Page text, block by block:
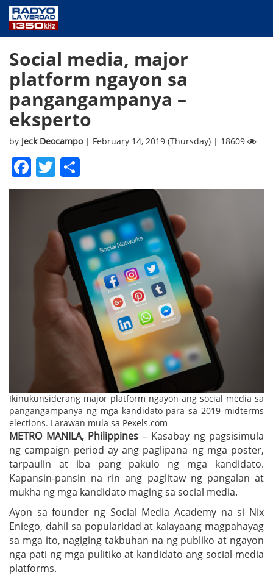
PUBLIC SERVICE
ANNOUNCEMENTS
PROGRAMS
ABOUT
CONTACT US
Social media, major
platform ngayon sa
pangangampanya –
eksperto
by Jeck Deocampo | February 14, 2019 (Thursday) | 18609
Facebook
Twitter
Ikinukunsiderang major platform ngayon ang social media sa
pangangampanya ng mga kandidato para sa 2019 midterms
elections. Larawan mula sa Pexels.com
METRO MANILA, Philippines – Kasabay ng pagsisimula
ng campaign period ay ang paglipana ng mga poster,
tarpaulin at iba pang pakulo ng mga kandidato.
Kapansin-pansin na rin ang paglitaw ng pangalan at
mukha ng mga kandidato maging sa social media.
Ayon sa founder ng Social Media Academy na si Nix
Eniego, dahil sa popularidad at kalayaang magpahayag
sa mga ito, nagiging takbuhan na ng publiko at ngayon
nga pati ng mga pulitiko at kandidato ang social media
platforms.